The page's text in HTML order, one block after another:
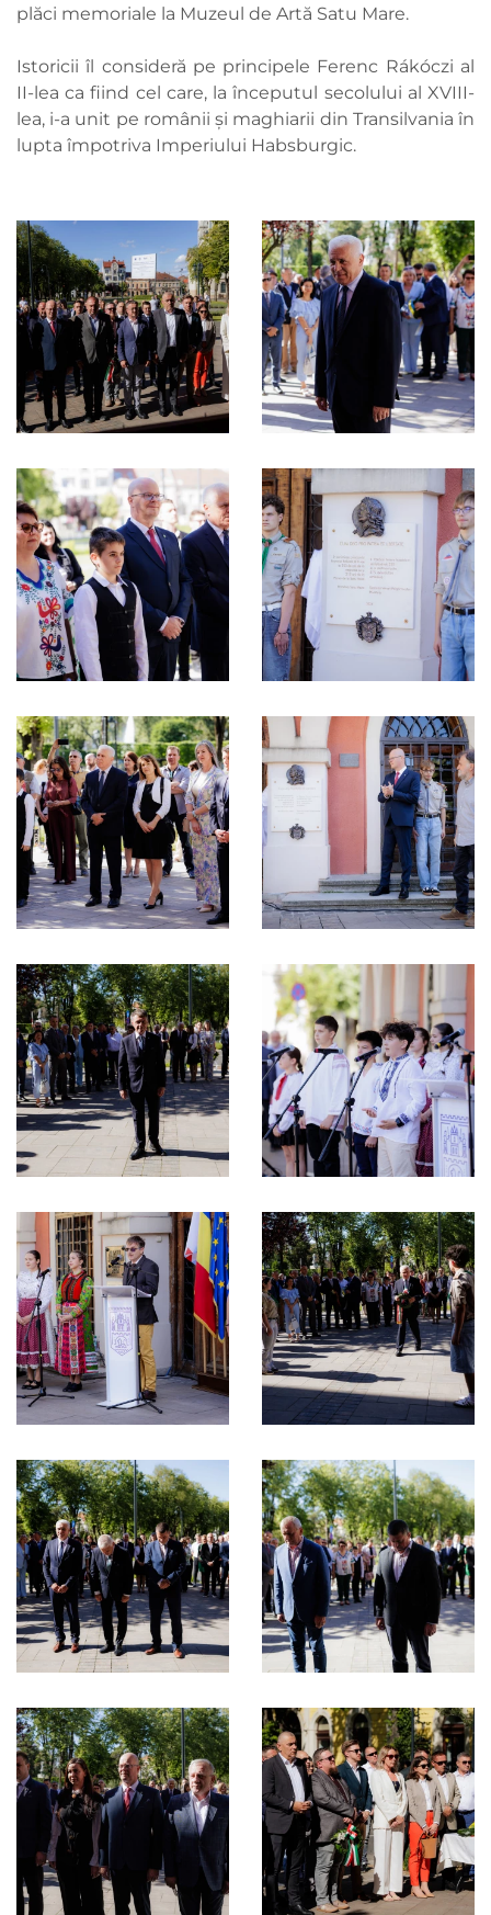
plăci memoriale la Muzeul de Artă Satu Mare.
Istoricii îl consideră pe principele Ferenc Rákóczi al
II-lea ca fiind cel care, la începutul secolului al XVIII-
lea, i-a unit pe românii și maghiarii din Transilvania în
lupta împotriva Imperiului Habsburgic.